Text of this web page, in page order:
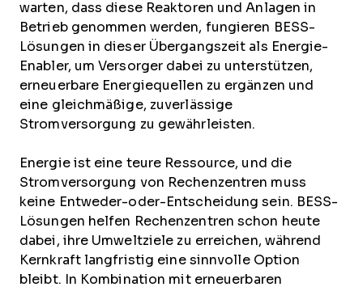
warten, dass diese Reaktoren und Anlagen in
Betrieb genommen werden, fungieren BESS-
Lösungen in dieser Übergangszeit als Energie-
Enabler, um Versorger dabei zu unterstützen,
erneuerbare Energiequellen zu ergänzen und
eine gleichmäßige, zuverlässige
Stromversorgung zu gewährleisten.
Energie ist eine teure Ressource, und die
Stromversorgung von Rechenzentren muss
keine Entweder-oder-Entscheidung sein. BESS-
Lösungen helfen Rechenzentren schon heute
dabei, ihre Umweltziele zu erreichen, während
Kernkraft langfristig eine sinnvolle Option
bleibt. In Kombination mit erneuerbaren